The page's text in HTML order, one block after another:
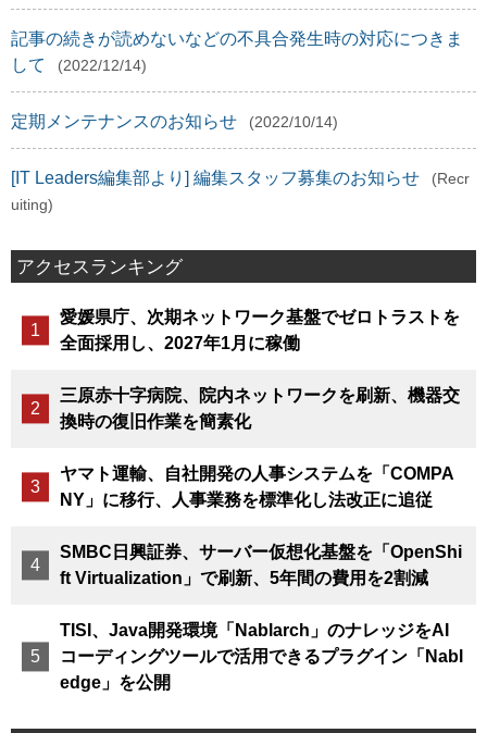
記事の続きが読めないなどの不具合発生時の対応につきま
して
(2022/12/14)
定期メンテナンスのお知らせ (2022/10/14)
[IT Leaders編集部より] 編集スタッフ募集のお知らせ
(Recr
uiting)
アクセスランキング
愛媛県庁、次期ネットワーク基盤でゼロトラストを
全面採用し、2027年1月に稼働
三原赤十字病院、院内ネットワークを刷新、機器交
換時の復旧作業を簡素化
ヤマト運輸、自社開発の人事システムを「COMPA
NY」に移行、人事業務を標準化し法改正に追従
SMBC日興証券、サーバー仮想化基盤を「OpenShi
ft Virtualization」で刷新、5年間の費用を2割減
TISI、Java開発環境「Nablarch」のナレッジをAI
コーディングツールで活用できるプラグイン「Nabl
edge」を公開